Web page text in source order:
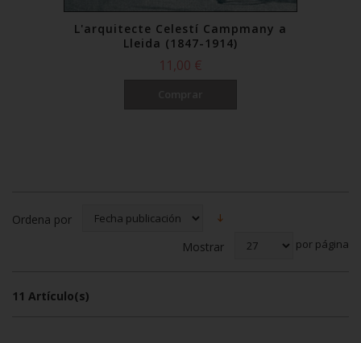
L'arquitecte Celestí Campmany a
Lleida (1847-1914)
11,00 €
Ordena por
Mostrar
por página
11 Artículo(s)